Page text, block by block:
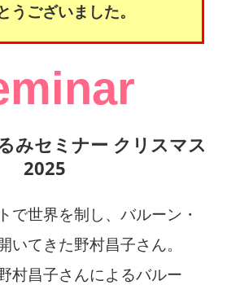
うございました。
みセミナー クリスマス
2025
で世界を制し、バルーン・
いてきた野村昌子さん。
村昌子さんによるバルー